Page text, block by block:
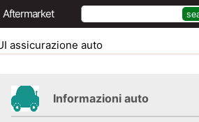
assicurazione auto
Informazioni auto